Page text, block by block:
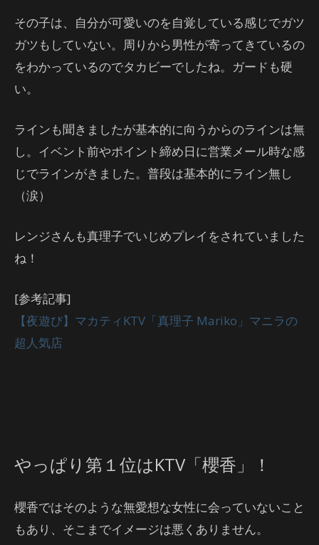
その子は、自分が可愛いのを自覚している感じでガツ
ガツもしていない。周りから男性が寄ってきているの
をわかっているのでタカビーでしたね。ガードも硬
い。
ラインも聞きましたが基本的に向うからのラインは無
し。イベント前やポイント締め日に営業メール時な感
じでラインがきました。普段は基本的にライン無し
（涙）
レンジさんも真理子でいじめプレイをされていました
ね！
[参考記事]
【夜遊び】マカティKTV「真理子 Mariko」マニラの
超人気店
やっぱり第１位はKTV「櫻香」！
櫻香ではそのような無愛想な女性に会っていないこと
もあり、そこまでイメージは悪くありません。